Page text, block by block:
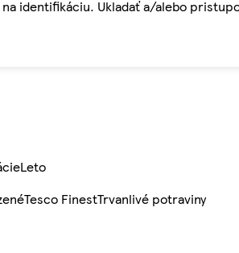
identifikáciu. Ukladať a/alebo
Leto
Tesco FinestTrvanlivé potraviny